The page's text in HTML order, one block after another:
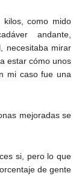
como mido
andante,
necesitaba mirar
estar cómo unos
mi caso fue una
mejoradas se
si, pero lo que
de gente